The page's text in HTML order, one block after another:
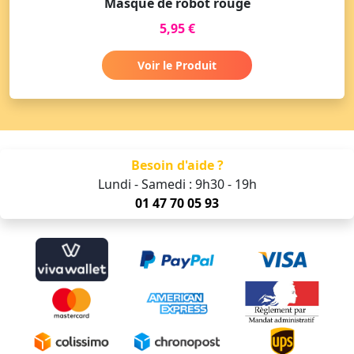
5,95 €
Voir le Produit
Besoin d'aide ?
Lundi - Samedi : 9h30 - 19h
01 47 70 05 93